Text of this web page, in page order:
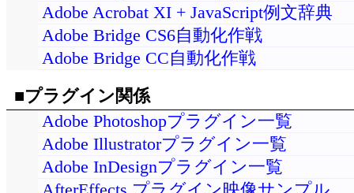
Adobe Acrobat XI + JavaScript例文辞典
Adobe Bridge CS6自動化作戦
Adobe Bridge CC自動化作戦
■プラグイン関係
Adobe Photoshopプラグイン一覧
Adobe Illustratorプラグイン一覧
Adobe InDesignプラグイン一覧